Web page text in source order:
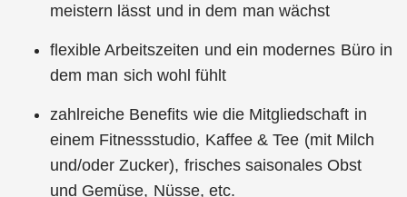
meistern lässt und in dem man wächst
flexible Arbeitszeiten und ein modernes Büro in
dem man sich wohl fühlt
zahlreiche Benefits wie die Mitgliedschaft in
einem Fitnessstudio, Kaffee & Tee (mit Milch
und/oder Zucker), frisches saisonales Obst
und Gemüse, Nüsse, etc.